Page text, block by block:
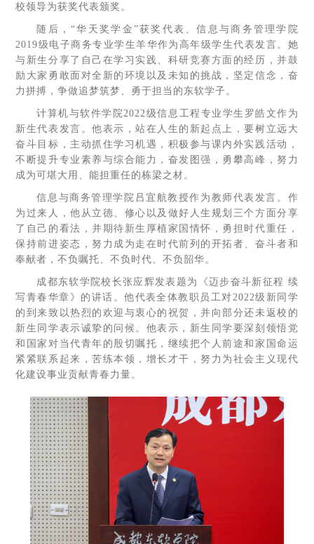
校领导为获奖代表颁奖。
随后，“华天奖学金”获奖代表、信息与商务管理学院
2019级电子商务专业学生羊华作为高年级学生代表发言。她
与新生分享了自己在学习实践、科研竞赛方面的经历，并鼓
励大家勇敢面对全新的环境以及未知的挑战，坚定信念，奋
力拼搏，争做追梦筑梦、勇于担当的东软学子。
计算机与软件学院2022级信息工程专业学生罗皓文作为
新生代表发言。他表示，站在人生的新起点上，要树立远大
奋斗目标，主动抓住学习机遇，积极参与课内外实践活动，
不断提升专业素养与综合能力，奋发图强，勇攀高峰，努力
成为可堪大用、能担重任的栋梁之材。
信息与商务管理学院吕宜航教授作为教师代表发言。作
为过来人，他从立德、修心以及做好人生规划三个方面分享
了自己的看法，并期待新生厚植家国情怀，勇担时代重任，
保持前进姿态，努力成为走在时代前列的开拓者、奋斗者和
奉献者，不负嘱托、不负时代、不负韶华。
成都东软学院校长张应辉发表题为《迈步奋斗新征程 续
写青春华章》的讲话。他代表全体教职员工对2022级新同学
的到来致以热烈的欢迎与衷心的祝贺，并向部分还未返校的
新生同学表示诚挚的问候。他表示，新生同学要深刻领悟党
和国家对当代青年的殷切嘱托，继续把个人前途和家国命运
紧紧联系起来，苦练本领，增长才干，努力为社会主义现代
化建设事业贡献青春力量。